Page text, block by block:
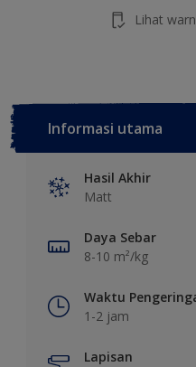
Lihat
Informasi utama
Hasil Akhir
Matt
Daya Sebar
8-10 m²/kg
Waktu
1-2 jam
Lapisan